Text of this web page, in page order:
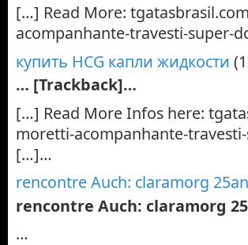
[…] Read More:
acompanhante-travesti-
купить HCG капли жидкости
… [Trackback]…
[…] Read More Infos here:
moretti-acompanhante-
[…]…
rencontre Auch: claramorg
rencontre Auch: claramorg
…